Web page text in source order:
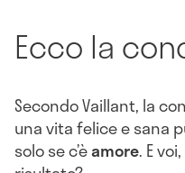
Ecco la
Secondo Vaillant, la
una vita felice e sana
solo se c’èamore. E